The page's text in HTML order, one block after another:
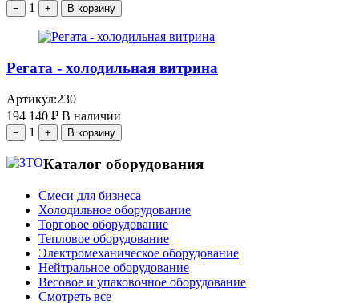
− 1 + В корзину
Регата - холодильная витрина
Артикул:230
194 140 ₽ В наличии
− 1 + В корзину
Каталог оборудования
Смеси для бизнеса
Холодильное оборудование
Торговое оборудование
Тепловое оборудование
Электромеханическое оборудование
Нейтральное оборудование
Весовое и упаковочное оборудование
Смотреть все